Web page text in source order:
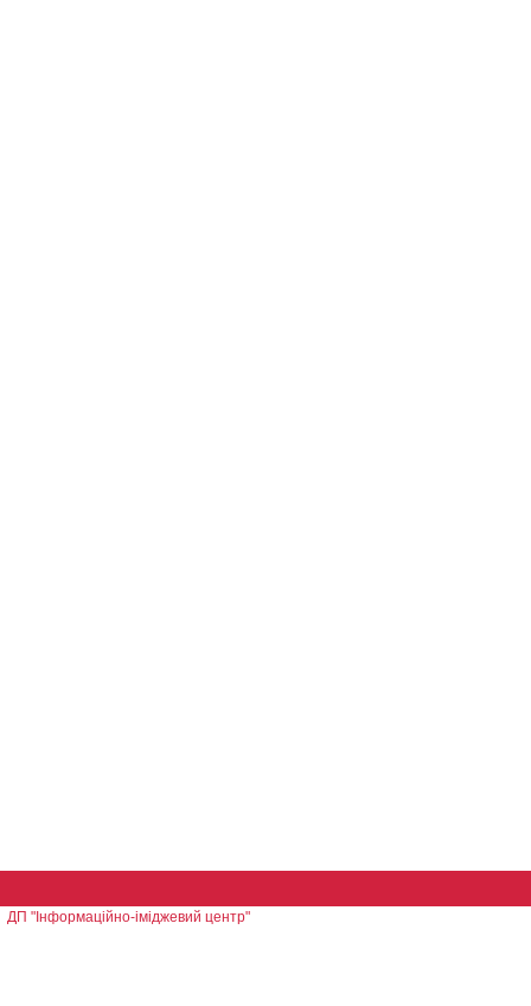
ДП "Інформаційно-іміджевий центр"